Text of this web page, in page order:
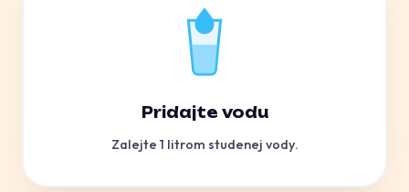
Pridajte vodu
Zalejte 1 litrom studenej vody.